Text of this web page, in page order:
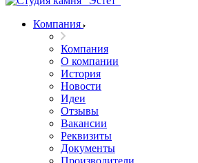
Компания
Компания
О компании
История
Новости
Идеи
Отзывы
Вакансии
Реквизиты
Документы
Производители